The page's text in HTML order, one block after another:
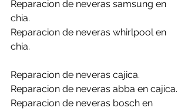
Reparacion de neveras samsung en
chia.
Reparacion de neveras whirlpool en
chia.
Reparacion de neveras cajica.
Reparacion de neveras abba en cajica.
Reparacion de neveras bosch en